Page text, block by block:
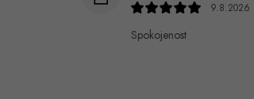
9.8.2026
Spokojenost